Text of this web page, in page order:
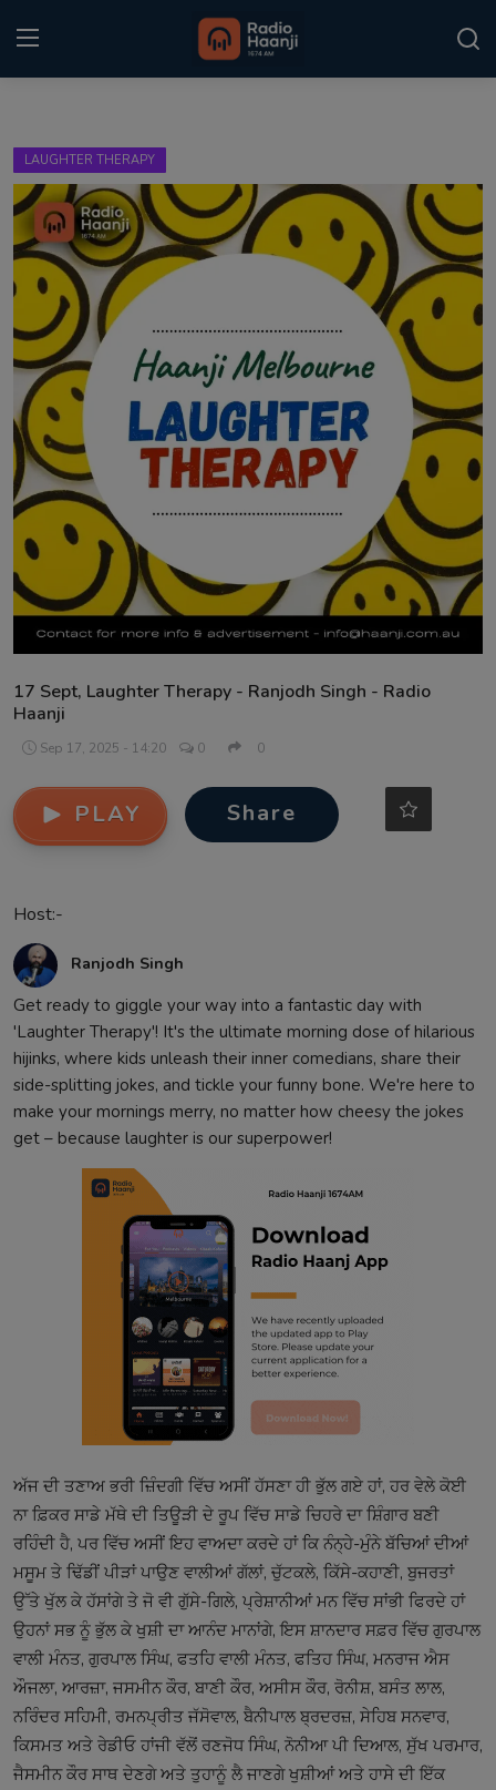
Home
Punjabi Podcast
Kitaab Kahani
Gallery
Sponsors
Matrimonial
Event
Contact
LAUGHTER THERAPY
17 Sept, Laughter Therapy - Ranjodh Singh - Radio
Haanji
Sep 17, 2025 - 14:20 0 0
PLAY Share
Host:-
Ranjodh Singh
Get ready to giggle your way into a fantastic day with
'Laughter Therapy'! It's the ultimate morning dose of hilarious
hijinks, where kids unleash their inner comedians, share their
side-splitting jokes, and tickle your funny bone. We're here to
make your mornings merry, no matter how cheesy the jokes
get – because laughter is our superpower!
ਅੱਜ ਦੀ ਤਣਾਅ ਭਰੀ ਜ਼ਿੰਦਗੀ ਵਿੱਚ ਅਸੀਂ ਹੱਸਣਾ ਹੀ ਭੁੱਲ ਗਏ ਹਾਂ, ਹਰ ਵੇਲੇ ਕੋਈ
ਨਾ ਫ਼ਿਕਰ ਸਾਡੇ ਮੱਥੇ ਦੀ ਤਿਊੜੀ ਦੇ ਰੂਪ ਵਿੱਚ ਸਾਡੇ ਚਿਹਰੇ ਦਾ ਸ਼ਿੰਗਾਰ ਬਣੀ
ਰਹਿੰਦੀ ਹੈ, ਪਰ ਵਿੱਚ ਅਸੀਂ ਇਹ ਵਾਅਦਾ ਕਰਦੇ ਹਾਂ ਕਿ ਨੰਨ੍ਹੇ-ਮੁੰਨੇ ਬੱਚਿਆਂ ਦੀਆਂ
ਮਸੂਮ ਤੇ ਢਿੱਡੀਂ ਪੀੜਾਂ ਪਾਉਣ ਵਾਲੀਆਂ ਗੱਲਾਂ, ਚੁੱਟਕਲੇ, ਕਿੱਸੇ-ਕਹਾਣੀ, ਬੁਜਰਤਾਂ
ਉੱਤੇ ਖੁੱਲ ਕੇ ਹੱਸਾਂਗੇ ਤੇ ਜੋ ਵੀ ਗੁੱਸੇ-ਗਿਲੇ, ਪ੍ਰੇਸ਼ਾਨੀਆਂ ਮਨ ਵਿੱਚ ਸਾਂਭੀ ਫਿਰਦੇ ਹਾਂ
ਉਹਨਾਂ ਸਭ ਨੂੰ ਭੁੱਲ ਕੇ ਖੁਸ਼ੀ ਦਾ ਆਨੰਦ ਮਾਨਾਂਗੇ, ਇਸ ਸ਼ਾਨਦਾਰ ਸਫ਼ਰ ਵਿੱਚ ਗੁਰਪਾਲ
ਵਾਲੀ ਮੰਨਤ, ਗੁਰਪਾਲ ਸਿੰਘ, ਫਤਹਿ ਵਾਲੀ ਮੰਨਤ, ਫਤਿਹ ਸਿੰਘ, ਮਨਰਾਜ ਐਸ
ਔਜਲਾ, ਆਰਜ਼ਾ, ਜਸਮੀਨ ਕੌਰ, ਬਾਣੀ ਕੌਰ, ਅਸੀਸ ਕੌਰ, ਰੋਨੀਸ਼, ਬਸੰਤ ਲਾਲ,
ਨਰਿੰਦਰ ਸਹਿਮੀ, ਰਮਨਪ੍ਰੀਤ ਜੱਸੋਵਾਲ, ਬੈਨੀਪਾਲ ਬ੍ਰਦਰਜ਼, ਸੇਹਿਬ ਸਨਵਾਰ,
ਕਿਸਮਤ ਅਤੇ ਰੇਡੀਓ ਹਾਂਜੀ ਵੱਲੋਂ ਰਣਜੋਧ ਸਿੰਘ, ਨੋਨੀਆ ਪੀ ਦਿਆਲ, ਸੁੱਖ ਪਰਮਾਰ,
ਜੈਸਮੀਨ ਕੌਰ ਸਾਥ ਦੇਣਗੇ ਅਤੇ ਤੁਹਾਨੂੰ ਲੈ ਜਾਣਗੇ ਖੁਸ਼ੀਆਂ ਅਤੇ ਹਾਸੇ ਦੀ ਇੱਕ